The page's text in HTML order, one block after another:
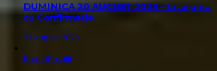
DUMINICA 20 AUGUST 2023 – Liturghia
cu Confirmație
21 august 2023
PrediciRusalii